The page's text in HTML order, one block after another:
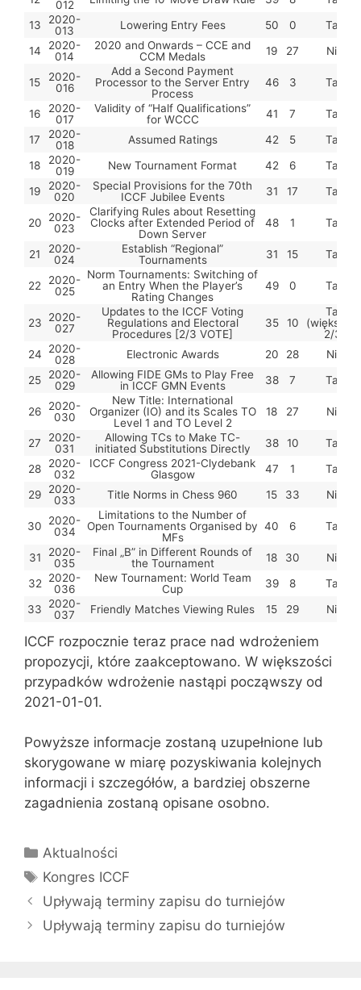
012
13
2020-
013
Lowering Entry Fees 50 0
Tak
14
2020-
014
2020 and Onwards – CCE and
CCM Medals
19 27 Nie
15
2020-
016
Add a Second Payment
Processor to the Server Entry
Process
46 3 Tak
16
2020-
017
Validity of “Half Qualifications”
for WCCC
41 7
Tak
17
2020-
018
Assumed Ratings 42 5
Tak
18
2020-
019
New Tournament Format 42 6
Tak
19
2020-
020
Special Provisions for the 70th
ICCF Jubilee Events
31 17 Tak
20
2020-
023
Clarifying Rules about Resetting
Clocks after Extended Period of
Down Server
48 1 Tak
21
2020-
024
Establish “Regional”
Tournaments
31 15 Tak
22
2020-
025
Norm Tournaments: Switching of
an Entry When the Player’s
Rating Changes
49 0 Tak
23
2020-
027
Updates to the ICCF Voting
Regulations and Electoral
Procedures [2/3 VOTE]
35 10
Tak
2/3)
24
2020-
028
Electronic Awards 20 28
Nie
25
2020-
029
Allowing FIDE GMs to Play Free
in ICCF GMN Events
38 7 Tak
26
2020-
030
New Title: International
Organizer (IO) and its Scales TO
Level 1 and TO Level 2
18 27 Nie
27
2020-
031
Allowing TCs to Make TC-
initiated Substitutions Directly
38 10
Tak
28
2020-
032
ICCF Congress 2021-Clydebank
Glasgow
47 1
Tak
29
2020-
033
Title Norms in Chess 960 15 33 Nie
30
2020-
034
Limitations to the Number of
Open Tournaments Organised by
MFs
40 6 Tak
31
2020-
035
Final „B” in Different Rounds of
the Tournament
18 30
Nie
32
2020-
036
New Tournament: World Team
Cup
39 8
Tak
33
2020-
037
Friendly Matches Viewing Rules 15 29 Nie
ICCF rozpocznie teraz prace nad wdrożeniem
propozycji, które zaakceptowano. W większości
przypadków wdrożenie nastąpi począwszy od
2021-01-01.
Powyższe informacje zostaną uzupełnione lub
skorygowane w miarę pozyskiwania kolejnych
informacji i szczegółów, a bardziej obszerne
zagadnienia zostaną opisane osobno.
Kategorie
Aktualności
Tagi
Kongres ICCF
Upływają terminy zapisu do turniejów
Upływają terminy zapisu do turniejów